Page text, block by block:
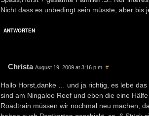
Nicht dass es unbedingt sein müsste, aber bis
ANTWORTEN
Christa August 19, 2009 at 3:16 p.m. #
Hallo Horst,danke … und ja richtig, es lebe das
sind am Ningaloo Reef und eben die eine
Roadtrain müssen wir nochmal neu machen,